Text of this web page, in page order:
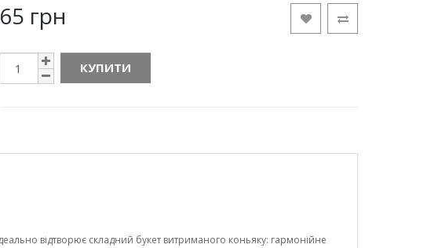
65 грн
КУПИТИ
відтворює складний букет витриманого коньяку: гармонійне